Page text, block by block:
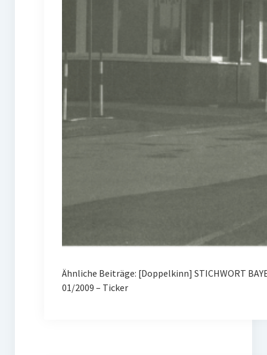
Ähnliche Beiträge: [Doppelkinn] STICHWORT
01/2009 – Ticker